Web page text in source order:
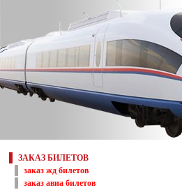
ЗАКАЗ БИЛЕТОВ
заказ жд билетов
заказ авиа билетов